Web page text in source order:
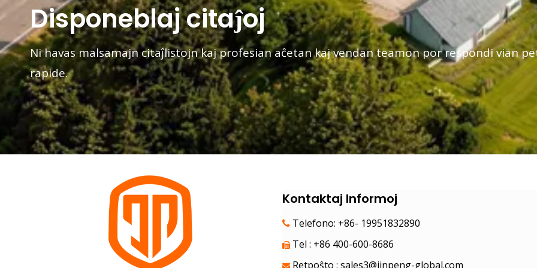
Disponeblaj citaĵoj
Ni havas malsamajn citaĵlistojn kaj profesian aĉetan kaj vendan teamon por respondi vian
rapide.
Kontaktaj Informoj
 Telefono: +86- 19951832890
 Tel : +86 400-600-8686
 Retpoŝto :sales3@jinpeng-global.com